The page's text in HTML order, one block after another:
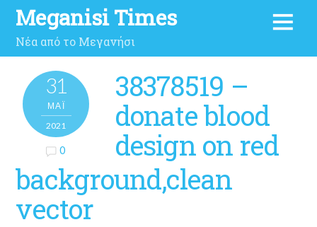
Meganisi Times
Νέα από το Μεγανήσι
31
ΜΑΪ́
2021
0
38378519 –
donate blood
design on red
background,clean
vector